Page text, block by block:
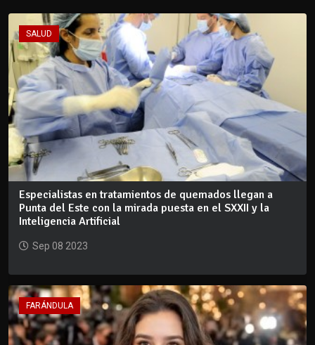
SALUD
Especialistas en tratamientos de quemados llegan a
Punta del Este con la mirada puesta en el SXXII y la
Inteligencia Artificial
Sep 08 2023
FARÁNDULA